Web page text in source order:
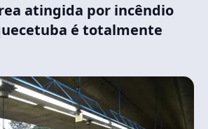
atingida por incêndio
é totalmente